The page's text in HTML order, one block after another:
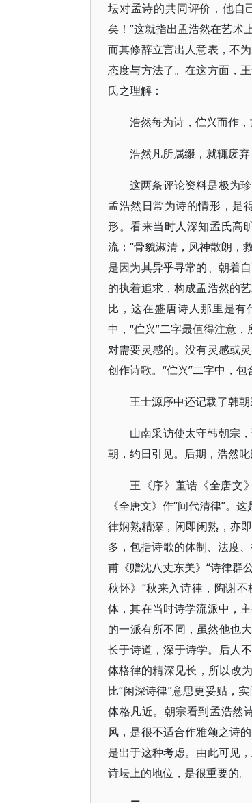
坛对孟诗的共同评价，他自
矣！”这就指出孟浩然在艺术
而其修辞立言出人意表，不
态度与方法了。在这方面，
氏之理解：
浩然每为诗，伫兴而作，
浩然凡所属缀，就辄废弃
这两条评论资料是极为
孟浩然日常为诗的情形，是
形。看来当时人深知孟氏高
流：“骨貌淑清，风神散朗，
是因为其异乎寻常的、朝着
的执着追求，构成孟浩然的
比，这在盛唐诗人那里是
中，“伫兴”二字最值得注意
对需要灵感的。没有灵感或
创作诗歌。“伫兴”二字中，
王士源序中还记载了韩
山南采访使太守韩朝宗
朝，约日引见。后期，浩然叱
王《序》董诰《全唐文
《全唐文》作“间代清律”。
律娴熟精深，闲即闲熟，亦
多，包括诗歌的体制、法度
甫《赠沈八丈东美》“诗律群
秋怀》“秋来入诗律，陶谢
体，其在当时诗学流派中，
的一派有所不同，虽然他也
长于诗道，深于诗学。后人
体格律的精深见长，所以改
比“闲深诗律”意思更妥贴，
体格凡近。朝宗看到孟浩然
风，是很不适合作雅颂之诗
是出于这种考虑。由此可见
诗坛上的地位，是很重要的。